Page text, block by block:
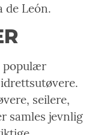
de León.
populær
seilere,
samles jevnlig